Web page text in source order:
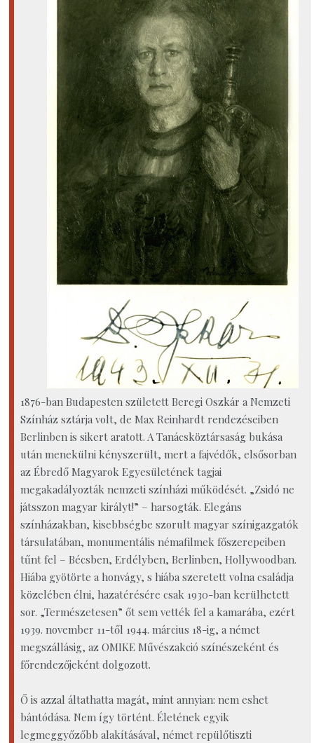
1876-ban Budapesten született Beregi Oszkár a Nemzeti
Színház sztárja volt, de Max Reinhardt rendezéseiben
Berlinben is sikert aratott. A Tanácsköztársaság bukása
után menekülni kényszerült, mert a fajvédők, elsősorban
az Ébredő Magyarok Egyesületének tagjai
megakadályozták nemzeti színházi működését. „Zsidó ne
játsszon magyar királyt!” – harsogták. Elegáns
színházakban, kisebbségbe szorult magyar színigazgatók
társulatában, monumentális némafilmek főszerepeiben
tűnt fel – Bécsben, Erdélyben, Berlinben, Hollywoodban.
Hiába gyötörte a honvágy, s hiába szeretett volna családja
közelében élni, hazatérésére csak 1930-ban kerülhetett
sor. „Természetesen” őt sem vették fel a kamarába, ezért
1939. november 11-től 1944. március 18-ig, a német
megszállásig, az OMIKE Művészakció színészeként és
főrendezőjeként dolgozott.
Ő is azzal áltathatta magát, mint annyian: nem eshet
bántódása. Nem így történt. Életének egyik
legmeggyőzőbb alakításával, német repülőtiszti